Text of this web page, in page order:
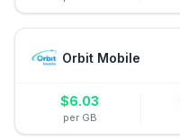
Orbit Mobile
$6.03
per GB